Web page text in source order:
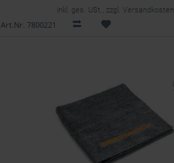
inkl. ges. USt., zzgl. Versandkosten
Art.Nr. 7800221